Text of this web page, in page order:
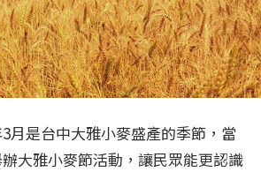
月是台中大雅小麥盛產的季節，當
大雅小麥節活動，讓民眾能更認識